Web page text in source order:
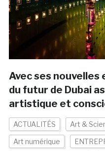
Avec ses nouvelles
du futur de Dubai
artistique et
ACTUALITÉS Art &
Art numérique